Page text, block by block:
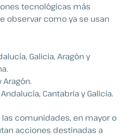
tecnológicas más
observar como ya se usan
Galicia, Aragón y
Aragón.
Cantabria y Galicia.
comunidades, en mayor o
acciones destinadas a